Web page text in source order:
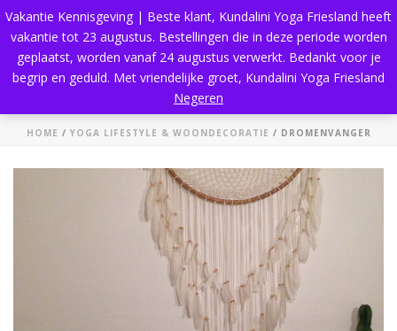
HOME / YOGA LIFESTYLE & WOONDECORATIE / DROMENVANGER
Vakantie Kennisgeving | Beste klant, Kundalini Yoga Friesland heeft
vakantie tot 23 augustus. Bestellingen die in deze periode worden
geplaatst, worden vanaf 24 augustus verwerkt. Bedankt voor je
begrip en geduld. Met vriendelijke groet, Kundalini Yoga Friesland
Negeren